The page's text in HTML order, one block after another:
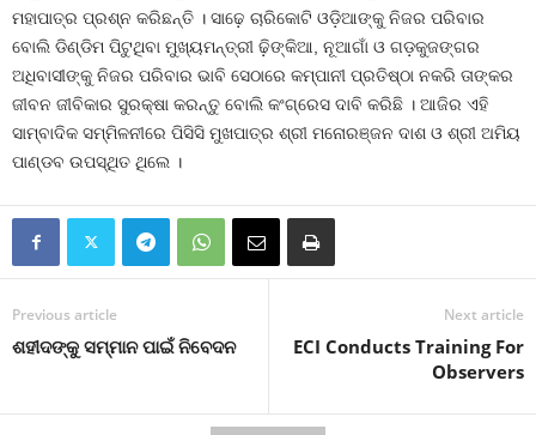
ମହାପାତ୍ର ପ୍ରଶ୍ନ କରିଛନ୍ତି । ସାଢ଼େ ଚାରିକୋଟି ଓଡ଼ିଆଙ୍କୁ ନିଜର ପରିବାର
ବୋଲି ଡିଣ୍ଡିମ ପିଟୁଥିବା ମୁଖ୍ୟମନ୍ତ୍ରୀ ଢ଼ିଙ୍କିଆ, ନୂଆଗାଁ ଓ ଗଡ଼କୁଜଙ୍ଗର
ଅଧିବାସୀଙ୍କୁ ନିଜର ପରିବାର ଭାବି ସେଠାରେ କମ୍ପାନୀ ପ୍ରତିଷ୍ଠା ନକରି ତାଙ୍କର
ଜୀବନ ଜୀବିକାର ସୁରକ୍ଷା କରନ୍ତୁ ବୋଲି କଂଗ୍ରେସ ଦାବି କରିଛି । ଆଜିର ଏହି
ସାମ୍ବାଦିକ ସମ୍ମିଳନୀରେ ପିସିସି ମୁଖପାତ୍ର ଶ୍ରୀ ମନୋରଞ୍ଜନ ଦାଶ ଓ ଶ୍ରୀ ଅମିୟ
ପାଣ୍ଡବ ଉପସ୍ଥିତ ଥିଲେ ।
Previous article
ଶହୀଦଙ୍କୁ ସମ୍ମାନ ପାଇଁ ନିବେଦନ
Next article
ECI Conducts Training For
Observers